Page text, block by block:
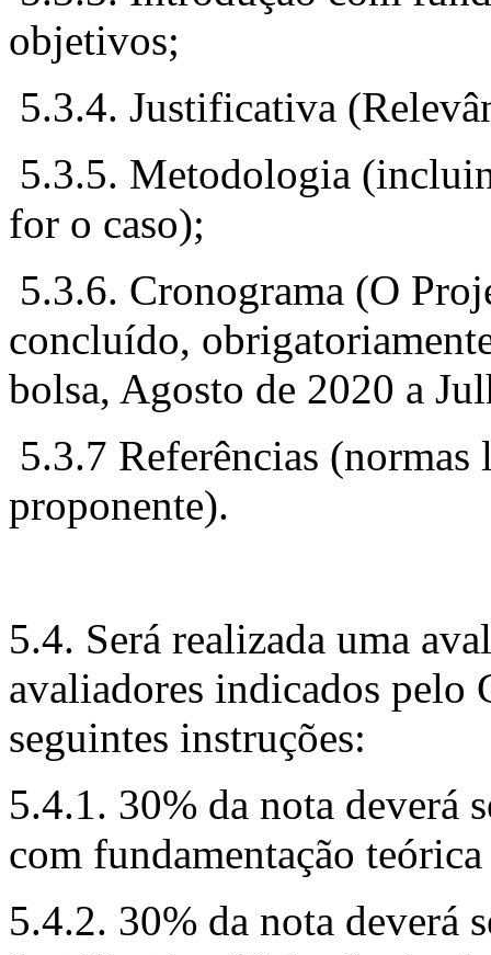
objetivos;
5.3.4. Justificativa
5.3.5. Metodologia
for o caso);
5.3.6. Cronograma (O
concluído,
bolsa, Agosto de 2020 a
5.3.7 Referências
proponente).
5.4. Será realizada uma
avaliadores indicados pelo
seguintes instruções:
5.4.1. 30% da nota deverá
com fundamentação
5.4.2. 30% da nota deverá